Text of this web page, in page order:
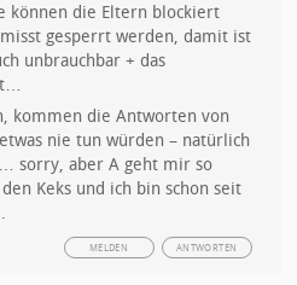
können die Eltern blockiert
gesperrt werden, damit ist
unbrauchbar + das
kommen die Antworten von
nie tun würden – natürlich
sorry, aber A geht mir so
Keks und ich bin schon seit
ANTWORTEN
MELDEN